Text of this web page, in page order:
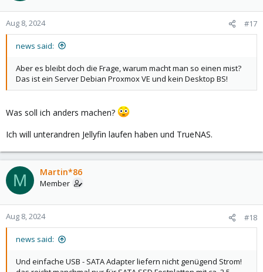
Aug 8, 2024 #17
news said:
Aber es bleibt doch die Frage, warum macht man so einen mist?
Das ist ein Server Debian Proxmox VE und kein Desktop BS!
Was soll ich anders machen?
Ich will unterandren Jellyfin laufen haben und TrueNAS.
M Martin*86
Member
Aug 8, 2024 #18
news said:
Und einfache USB - SATA Adapter liefern nicht genügend Strom!